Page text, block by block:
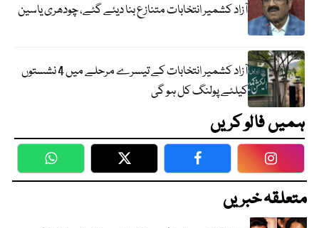
آزاد کشمیر انتخابات متنازع بنا دیئے گئے، چودھری یاسین
آزاد کشمیر انتخابات کے تیسرے مرحلے میں 4 نشستوں
کیلئے پولنگ کل ہو گی
ہمیں فالو کریں
WhatsApp Twitter Facebook
متعلقہ خبریں